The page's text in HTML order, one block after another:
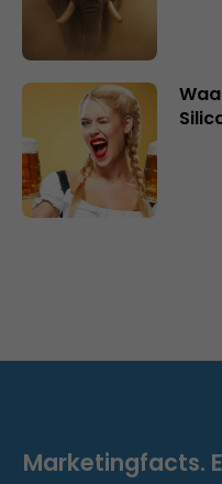
Marketingfacts.